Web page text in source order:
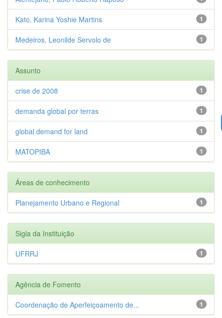
1
Kato, Karina Yoshie Martins
1
Medeiros, Leonilde Servolo de
Assunto
1
crise de 2008
1
demanda global por terras
1
global demand for land
1
MATOPIBA
Áreas de conhecimento
1
Planejamento Urbano e Regional
Sigla da Instituição
1
UFRRJ
Agência de Fomento
1
Coordenação de Aperfeiçoamento de...